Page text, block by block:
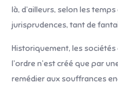
là, d’ailleurs, selon les
jurisprudences, tant de
Historiquement, les
l’ordre n’est créé que par
remédier aux souffrances